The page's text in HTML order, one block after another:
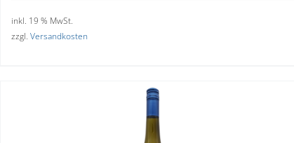
inkl. 19 % MwSt.
zzgl. Versandkosten